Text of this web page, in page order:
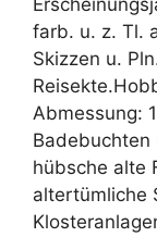
farb. u. z. Tl.
Skizzen u.
Abmessung:
hübsche alte
altertümliche